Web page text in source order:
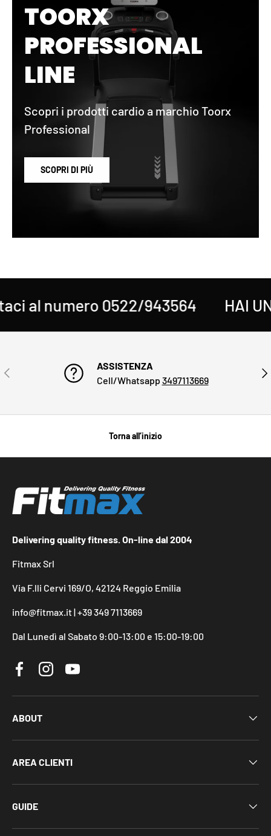
TOORX
PROFESSIONAL
LINE
Scopri i prodotti cardio a marchio Toorx
Professional
SCOPRI DI PIÙ
al numero 0522/943564 HAI
INDIETRO
ASSISTENZA
Cell/Whatsapp 3497113669
Torna all’inizio
Delivering quality fitness. On-line dal 2004
Fitmax Srl
Via F.lli Cervi 169/O, 42124 Reggio Emilia
info@fitmax.it | +39 349 7113669
Dal Lunedì al Sabato 9:00-13:00 e 15:00-19:00
FacebookInstagramYouTube
ABOUT
AREA CLIENTI
GUIDE